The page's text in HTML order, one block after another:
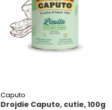
Caputo
Drojdie Caputo, cutie, 100g